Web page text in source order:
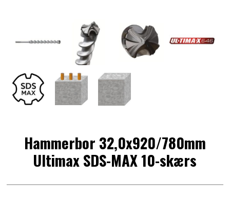
Hammerbor 32,0x920/780mm
Ultimax SDS-MAX 10-skærs